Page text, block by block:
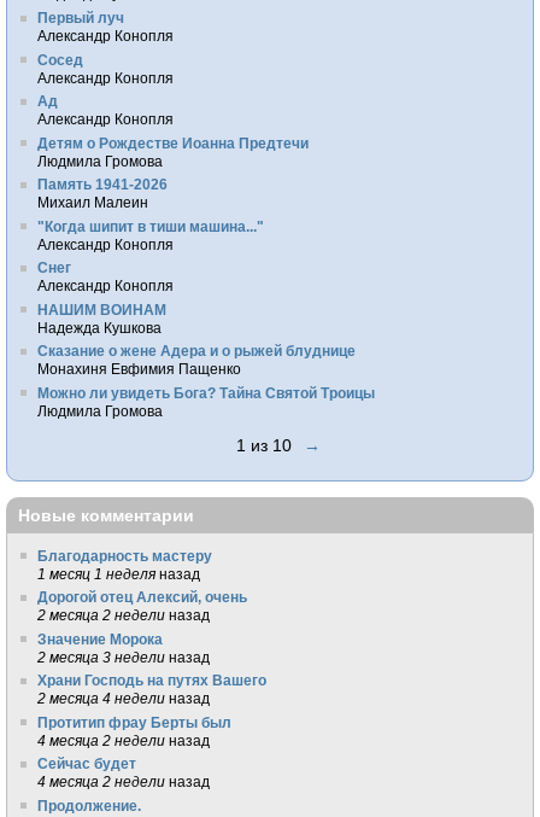
Первый луч
Александр Конопля
Сосед
Александр Конопля
Ад
Александр Конопля
Детям о Рождестве Иоанна Предтечи
Людмила Громова
Память 1941-2026
Михаил Малеин
"Когда шипит в тиши машина..."
Александр Конопля
Снег
Александр Конопля
НАШИМ ВОИНАМ
Надежда Кушкова
Сказание о жене Адера и о рыжей блуднице
Монахиня Евфимия Пащенко
Можно ли увидеть Бога? Тайна Святой Троицы
Людмила Громова
1 из 10 →
Новые комментарии
Благодарность мастеру
1 месяц 1 неделя назад
Дорогой отец Алексий, очень
2 месяца 2 недели назад
Значение Морока
2 месяца 3 недели назад
Храни Господь на путях Вашего
2 месяца 4 недели назад
Протитип фрау Берты был
4 месяца 2 недели назад
Сейчас будет
4 месяца 2 недели назад
Продолжение.